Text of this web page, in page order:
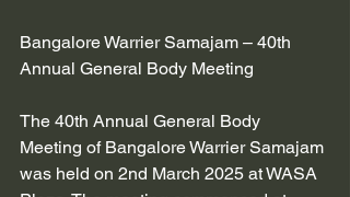
Bangalore Warrier Samajam – 40th
Annual General Body Meeting
The 40th Annual General Body
Meeting of Bangalore Warrier Samajam
was held on 2nd March 2025 at WASA